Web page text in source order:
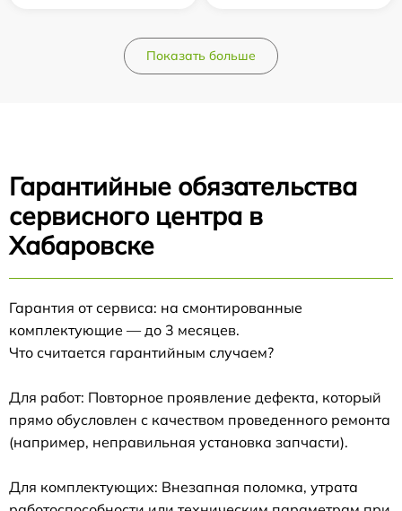
Показать больше
Гарантийные обязательства
сервисного центра в
Хабаровске
Гарантия от сервиса: на смонтированные
комплектующие — до 3 месяцев.
Что считается гарантийным случаем?
Для работ: Повторное проявление дефекта, который
прямо обусловлен с качеством проведенного ремонта
(например, неправильная установка запчасти).
Для комплектующих: Внезапная поломка, утрата